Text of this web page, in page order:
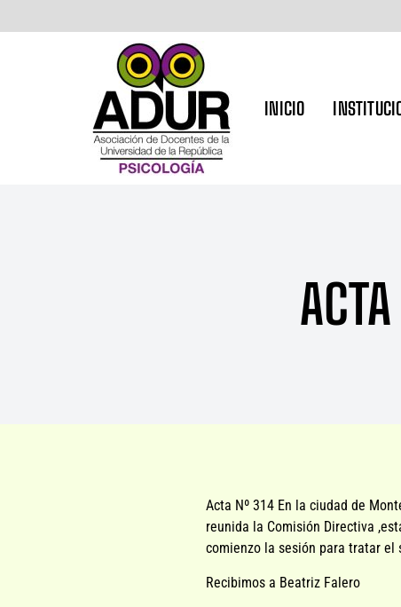
INICIO
Acta Nº 314 En la ciudad de
reunida la Comisión Directiva
comienzo la sesión para tratar el
Recibimos a Beatriz Falero